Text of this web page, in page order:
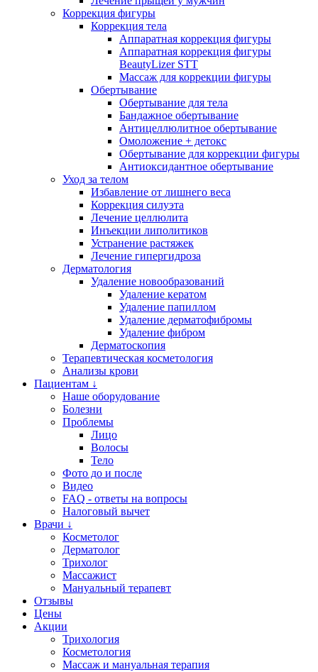
Коррекция фигуры
Коррекция тела
Аппаратная коррекция фигуры
Аппаратная коррекция фигуры
BeautyLizer STT
Массаж для коррекции фигуры
Обертывание
Обертывание для тела
Бандажное обертывание
Антицеллюлитное обертывание
Омоложение + детокс
Обертывание для коррекции фигуры
Антиоксидантное обертывание
Уход за телом
Избавление от лишнего веса
Коррекция силуэта
Лечение целлюлита
Инъекции липолитиков
Устранение растяжек
Лечение гипергидроза
Дерматология
Удаление новообразований
Удаление кератом
Удаление папиллом
Удаление дерматофибромы
Удаление фибром
Дерматоскопия
Терапевтическая косметология
Анализы крови
Пациентам ↓
Наше оборудование
Болезни
Проблемы
Лицо
Волосы
Тело
Фото до и после
Видео
FAQ - ответы на вопросы
Налоговый вычет
Врачи ↓
Косметолог
Дерматолог
Трихолог
Массажист
Мануальный терапевт
Отзывы
Цены
Акции
Трихология
Косметология
Массаж и мануальная терапия